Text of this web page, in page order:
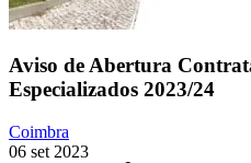
Aviso de Abertura
Especializados 2023/24
Coimbra
06 set 2023